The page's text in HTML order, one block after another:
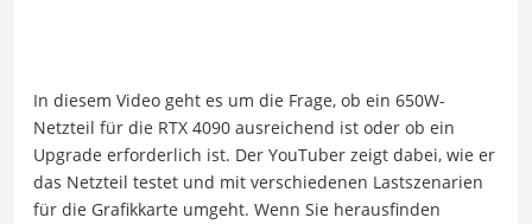
In diesem Video geht es um die Frage, ob ein 650W-
Netzteil für die RTX 4090 ausreichend ist oder ob ein
Upgrade erforderlich ist. Der YouTuber zeigt dabei, wie er
das Netzteil testet und mit verschiedenen Lastszenarien
für die Grafikkarte umgeht. Wenn Sie herausfinden